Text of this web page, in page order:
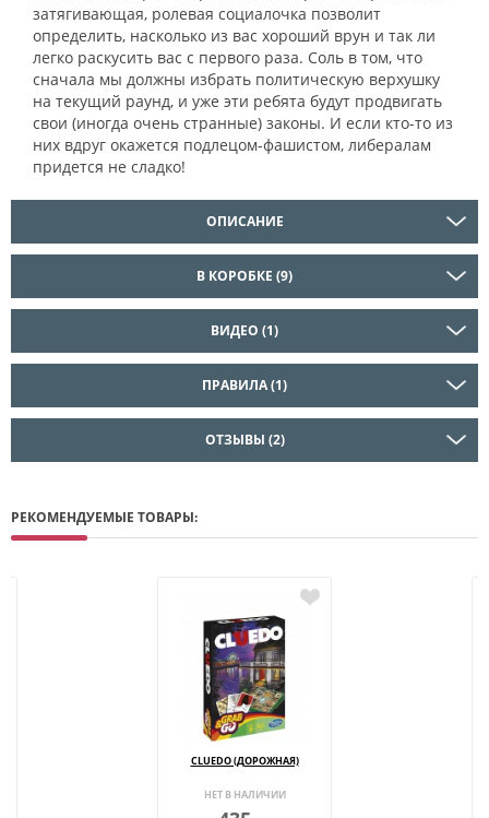
затягивающая, ролевая социалочка позволит
определить, насколько из вас хороший врун и так ли
легко раскусить вас с первого раза. Соль в том, что
сначала мы должны избрать политическую верхушку
на текущий раунд, и уже эти ребята будут продвигать
свои (иногда очень странные) законы. И если кто-то из
них вдруг окажется подлецом-фашистом, либералам
придется не сладко!
ОПИСАНИЕ
В КОРОБКЕ (9)
ВИДЕО (1)
ПРАВИЛА (1)
ОТЗЫВЫ (2)
РЕКОМЕНДУЕМЫЕ ТОВАРЫ:
CLUEDO (ДОРОЖНАЯ)
НЕТ В НАЛИЧИИ